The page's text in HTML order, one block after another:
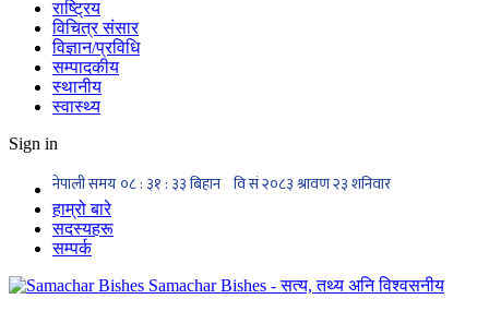
राष्ट्रिय
विचित्र संसार
विज्ञान/प्रविधि
सम्पादकीय
स्थानीय
स्वास्थ्य
Sign in
हाम्रो बारे
सदस्यहरू
सम्पर्क
Samachar Bishes - सत्य, तथ्य अनि विश्वसनीय